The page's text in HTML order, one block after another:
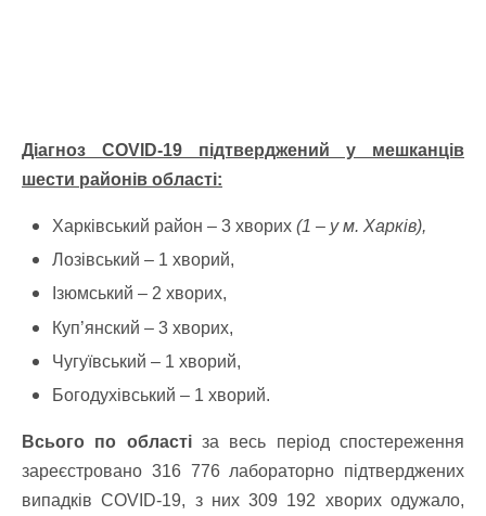
Діагноз COVID-19 підтверджений у мешканців
шести районів області:
Харківський район – 3 хворих(1 – у м. Харків),
Лозівський – 1 хворий,
Ізюмський – 2 хворих,
Куп’янский – 3 хворих,
Чугуївський – 1 хворий,
Богодухівський – 1 хворий.
Всього по областіза весь період спостереження
зареєстровано 316 776 лабораторно підтверджених
випадків СOVID-19, з них 309 192 хворих одужало,